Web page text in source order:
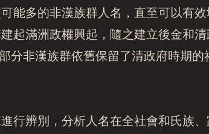
能多的非漢族群人名，直至可以有效
起滿洲政權興起，隨之建立後金和
分非漢族群依舊保留了清政府時期
行辨別，分析人名在全社會和氏族